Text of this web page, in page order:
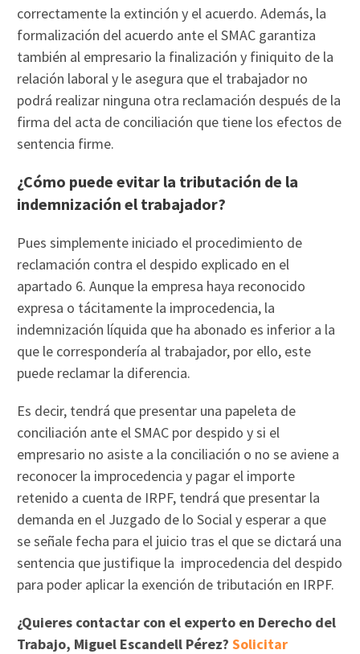
correctamente la extinción y el acuerdo. Además, la
formalización del acuerdo ante el SMAC garantiza
también al empresario la finalización y finiquito de la
relación laboral y le asegura que el trabajador no
podrá realizar ninguna otra reclamación después de la
firma del acta de conciliación que tiene los efectos de
sentencia firme.
¿Cómo puede evitar la tributación de la
indemnización el trabajador?
Pues simplemente iniciado el procedimiento de
reclamación contra el despido explicado en el
apartado 6. Aunque la empresa haya reconocido
expresa o tácitamente la improcedencia, la
indemnización líquida que ha abonado es inferior a la
que le correspondería al trabajador, por ello, este
puede reclamar la diferencia.
Es decir, tendrá que presentar una papeleta de
conciliación ante el SMAC por despido y si el
empresario no asiste a la conciliación o no se aviene a
reconocer la improcedencia y pagar el importe
retenido a cuenta de IRPF, tendrá que presentar la
demanda en el Juzgado de lo Social y esperar a que
se señale fecha para el juicio tras el que se dictará una
sentencia que justifique la improcedencia del despido
para poder aplicar la exención de tributación en IRPF.
¿Quieres contactar con el experto en Derecho del
Trabajo, Miguel Escandell Pérez?Solicitar